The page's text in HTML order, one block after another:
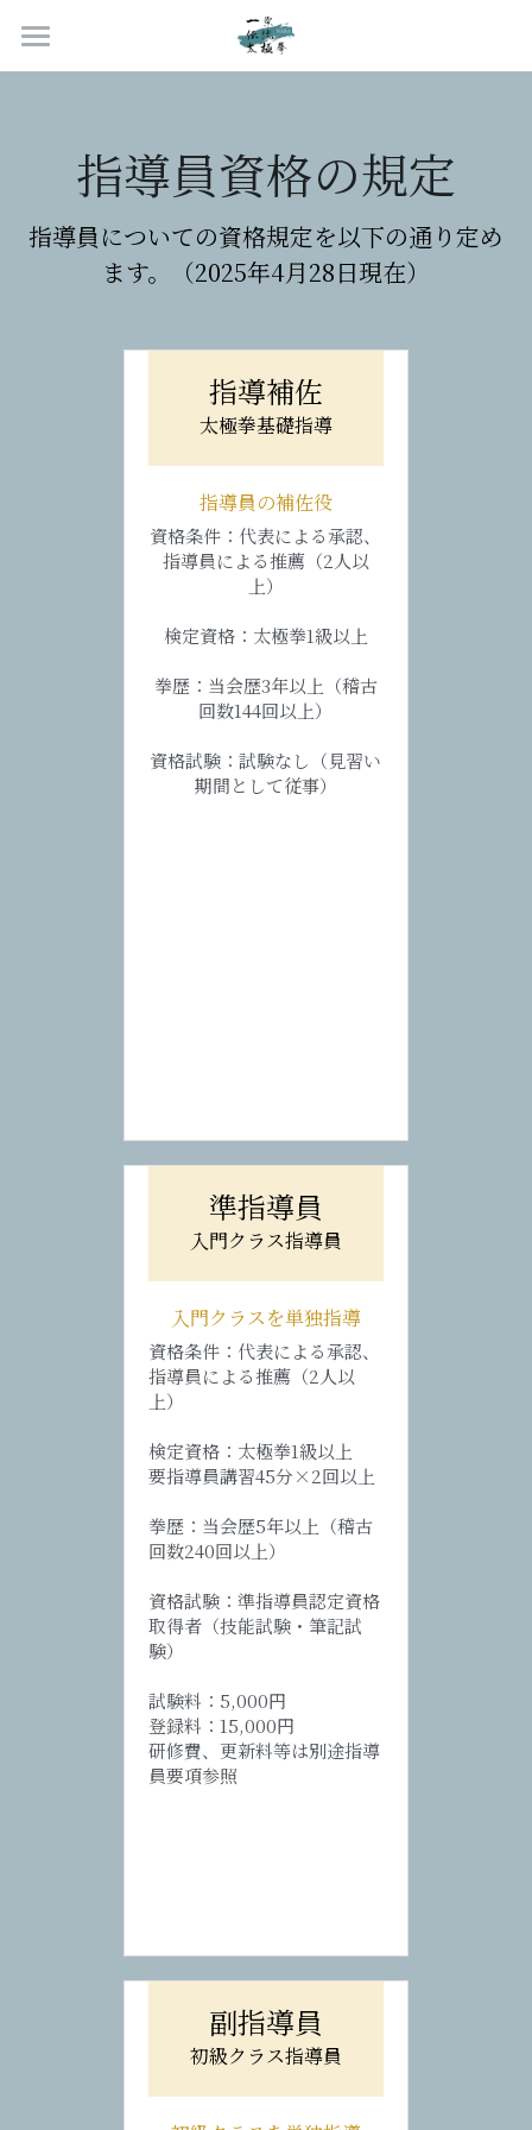
ホーム
教室案内
入会案内
道場ギャラリー
体験レビュー
関連サークル
クラス紹介
クラス紹介
武術班について
2026年8月からの変更内容
指導員紹介
代表プロフィール
新着情報
稽古会2025案内
過去イベント
お問合せ
体験申込
入門クラス予約
会員ページ
検定試験
中級者専用ページ
太極拳とは？
太極拳の健康効果
体験予約
指導員資格の規定
指導員についての資格規定を以下の通り定め
ます。（2025年4月28日現在）
指導補佐
太極拳基礎指導
指導員の補佐役
資格条件：代表による承認、
指導員による推薦（2人以
上）
検定資格：太極拳1級以上
拳歴：当会歴3年以上（稽古
回数144回以上）
資格試験：試験なし（見習い
期間として従事）
準指導員
入門クラス指導員
入門クラスを単独指導
資格条件：代表による承認、
指導員による推薦（2人以
上）
検定資格：太極拳1級以上
要指導員講習45分×2回以上
拳歴：当会歴5年以上（稽古
回数240回以上）
資格試験：準指導員認定資格
取得者（技能試験・筆記試
験）
試験料：5,000円
登録料：15,000円
研修費、更新料等は別途指導
員要項参照
副指導員
初級クラス指導員